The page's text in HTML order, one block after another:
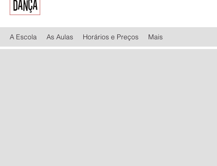
A Escola As Aulas Horários e Preços Mais